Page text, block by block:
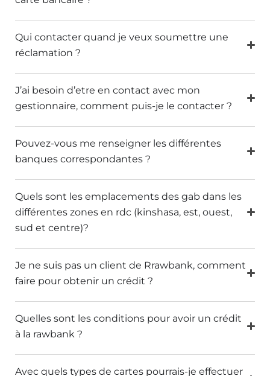
Qui contacter quand je veux soumettre une
réclamation ?
J’ai besoin d’etre en contact avec mon
gestionnaire, comment puis-je le contacter ?
Pouvez-vous me renseigner les différentes
banques correspondantes ?
Quels sont les emplacements des gab dans les
différentes zones en rdc (kinshasa, est, ouest,
sud et centre)?
Je ne suis pas un client de Rrawbank, comment
faire pour obtenir un crédit ?
Quelles sont les conditions pour avoir un crédit
à la rawbank ?
Avec quels types de cartes pourrais-je effectuer